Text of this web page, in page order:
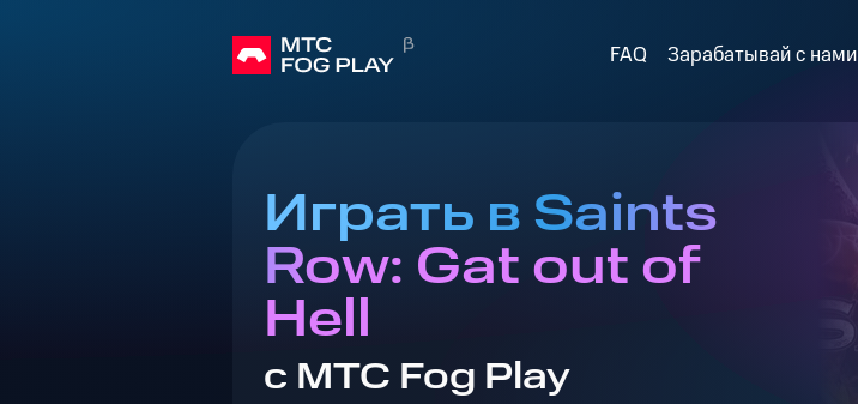
FAQ Зарабатывай с нами
Играть в Saints
Row: Gat out of
Hell
с МТС Fog Play